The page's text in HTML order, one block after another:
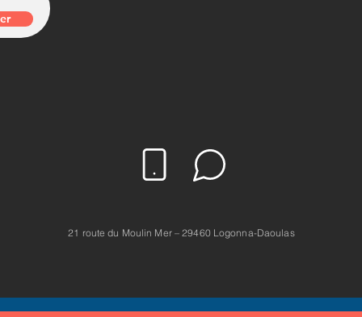
21 route du Moulin Mer – 29460 Logonna-Daoulas